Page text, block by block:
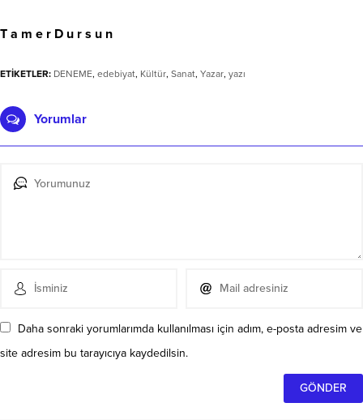
T a m e r D u r s u n
ETİKETLER: DENEME, edebiyat, Kültür, Sanat, Yazar, yazı
Yorumlar
Daha sonraki yorumlarımda kullanılması için adım, e-posta adresim ve
site adresim bu tarayıcıya kaydedilsin.